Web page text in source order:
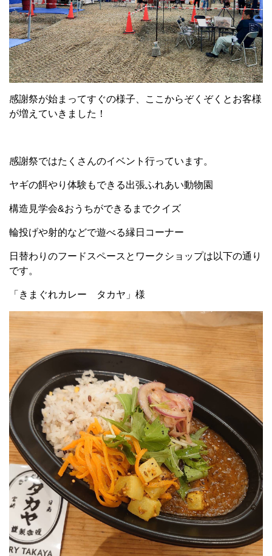
感謝祭が始まってすぐの様子、ここからぞくぞくとお客様
が増えていきました！
感謝祭ではたくさんのイベント行っています。
ヤギの餌やり体験もできる出張ふれあい動物園
構造見学会&おうちができるまでクイズ
輪投げや射的などで遊べる縁日コーナー
日替わりのフードスペースとワークショップは以下の通り
です。
「きまぐれカレー タカヤ」様